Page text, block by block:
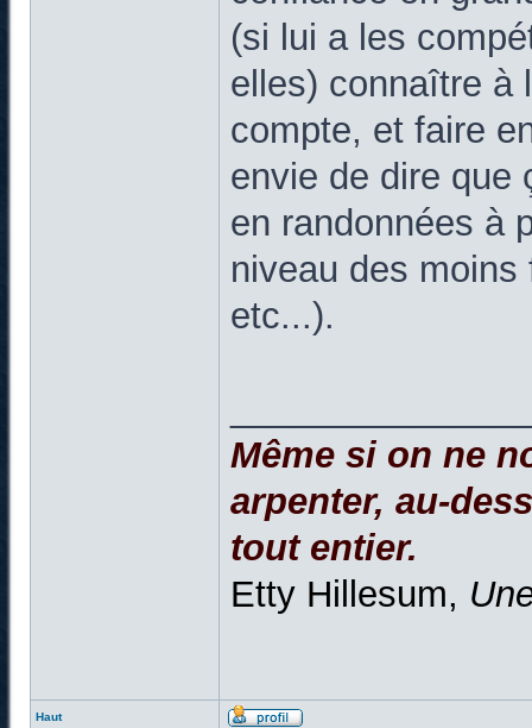
(si lui a les
elles) connaître à
compte, et faire
envie de dire que
en randonnées à
niveau des
etc...).
Même si on ne
arpenter, au-
tout entier.
Etty Hillesum,
Haut